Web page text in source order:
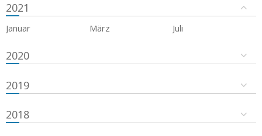
2021
Januar März Juli
2020
2019
2018